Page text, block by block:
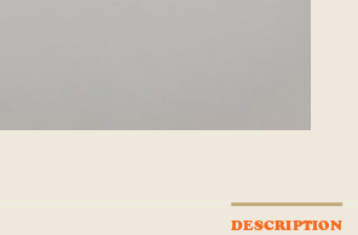
DESCRIPTION